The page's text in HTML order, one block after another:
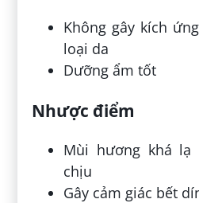
Không gây kích
loại da
Dưỡng ẩm tốt
Nhược điểm
Mùi hương khá lạ
chịu
Gây cảm giác bết